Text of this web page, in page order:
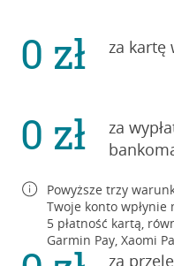
0 zł za kartę
0 zł
za
za
Powyższe trzy
Twoje konto wpłynie
5 płatność kartą,
Garmin Pay, Xaomi